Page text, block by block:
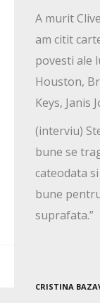
A murit
am citit
povesti ale
Houston,
Keys, Janis
(interviu)
bune se
cateodata
bune
suprafata.”
CRISTINA